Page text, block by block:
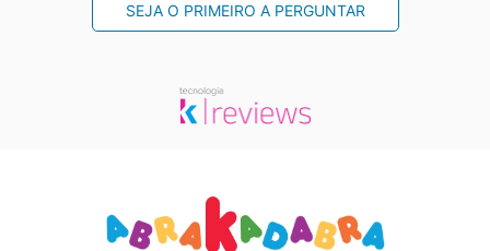
SEJA O PRIMEIRO A PERGUNTAR